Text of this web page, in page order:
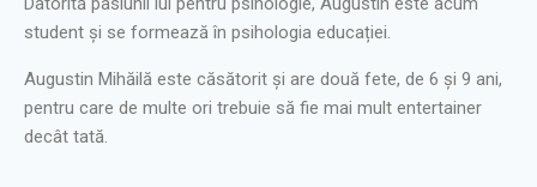
student și se formează în psihologia educației.
Augustin Mihăilă este căsătorit și are două fete, de 6 și 9 ani,
pentru care de multe ori trebuie să fie mai mult entertainer
decât tată.